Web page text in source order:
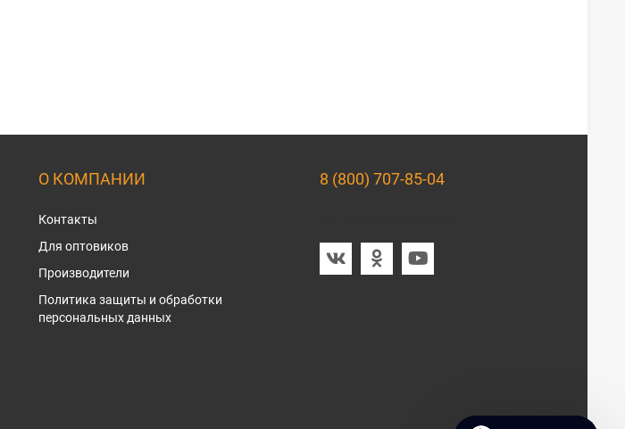
О КОМПАНИИ
Контакты
Для оптовиков
Производители
Политика защиты и обработки
персональных данных
8 (800) 707-85-04